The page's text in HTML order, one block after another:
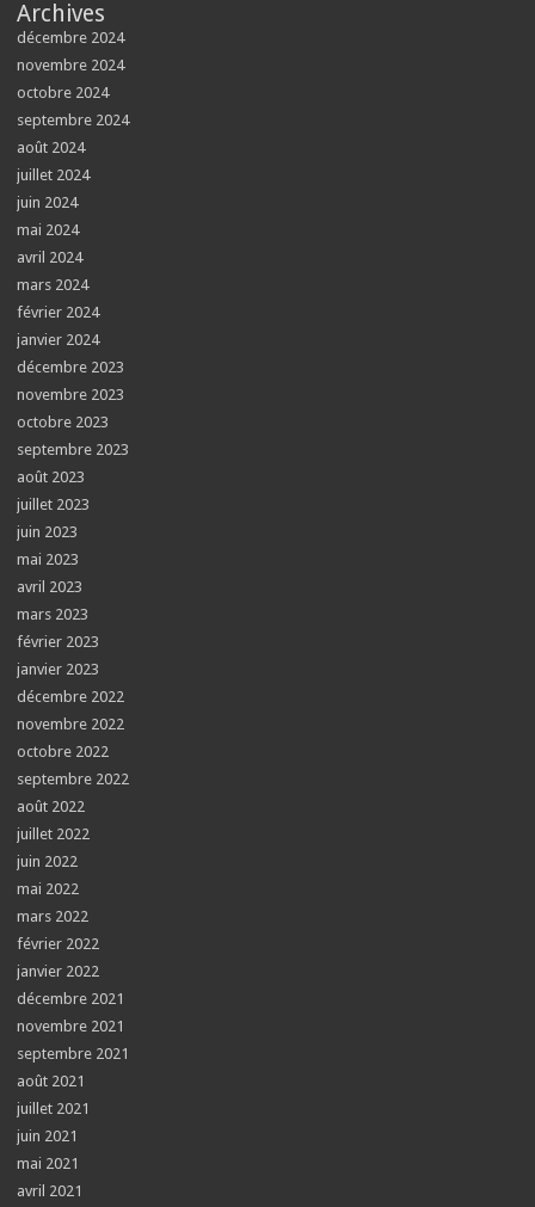
Archives
décembre 2024
novembre 2024
octobre 2024
septembre 2024
août 2024
juillet 2024
juin 2024
mai 2024
avril 2024
mars 2024
février 2024
janvier 2024
décembre 2023
novembre 2023
octobre 2023
septembre 2023
août 2023
juillet 2023
juin 2023
mai 2023
avril 2023
mars 2023
février 2023
janvier 2023
décembre 2022
novembre 2022
octobre 2022
septembre 2022
août 2022
juillet 2022
juin 2022
mai 2022
mars 2022
février 2022
janvier 2022
décembre 2021
novembre 2021
septembre 2021
août 2021
juillet 2021
juin 2021
mai 2021
avril 2021